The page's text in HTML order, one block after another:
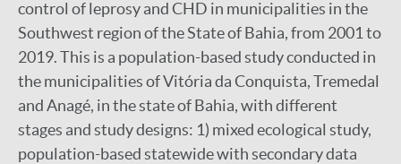
control of leprosy and CHD in municipalities in the
Southwest region of the State of Bahia, from 2001 to
2019. This is a population-based study conducted in
the municipalities of Vitória da Conquista, Tremedal
and Anagé, in the state of Bahia, with different
stages and study designs: 1) mixed ecological study,
population-based statewide with secondary data